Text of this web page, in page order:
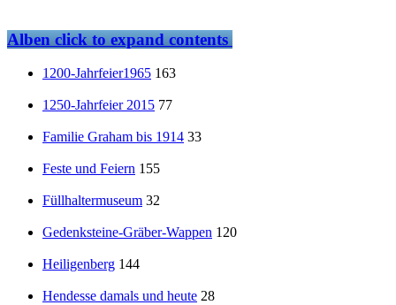
Albenclick to expand contents
1200-Jahrfeier1965 163
1250-Jahrfeier 2015 77
Familie Graham bis 1914 33
Feste und Feiern 155
Füllhaltermuseum 32
Gedenksteine-Gräber-Wappen 120
Heiligenberg 144
Hendesse damals und heute 28